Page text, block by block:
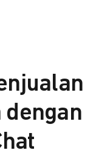
dengan